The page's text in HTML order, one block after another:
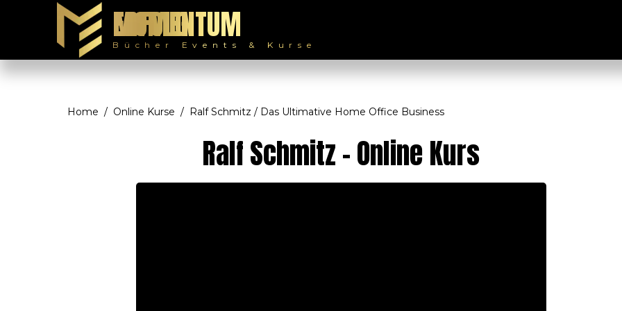
MOMENTUM ERFOLG
Bücher Events & Kurse
Home Online Kurse Ralf Schmitz / Das Ultimative Home Office Business
Ralf Schmitz - Online Kurs